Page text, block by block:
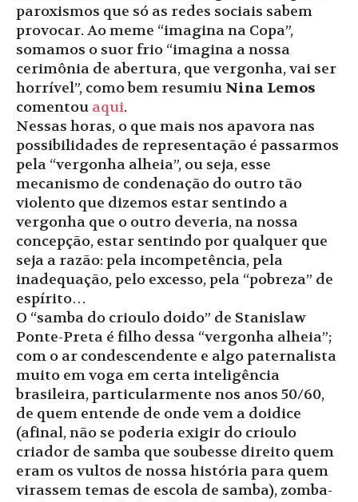
paroxismos que só as redes sociais sabem
provocar. Ao meme “imagina na Copa”,
somamos o suor frio “imagina a nossa
cerimônia de abertura, que vergonha, vai ser
horrível”, como bem resumiu Nina Lemos
comentou aqui.
Nessas horas, o que mais nos apavora nas
possibilidades de representação é passarmos
pela “vergonha alheia”, ou seja, esse
mecanismo de condenação do outro tão
violento que dizemos estar sentindo a
vergonha que o outro deveria, na nossa
concepção, estar sentindo por qualquer que
seja a razão: pela incompetência, pela
inadequação, pelo excesso, pela “pobreza” de
espírito…
O “samba do crioulo doido” de Stanislaw
Ponte-Preta é filho dessa “vergonha alheia”;
com o ar condescendente e algo paternalista
muito em voga em certa inteligência
brasileira, particularmente nos anos 50/60,
de quem entende de onde vem a doidice
(afinal, não se poderia exigir do crioulo
criador de samba que soubesse direito quem
eram os vultos de nossa história para quem
virassem temas de escola de samba), zomba-